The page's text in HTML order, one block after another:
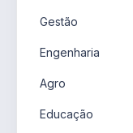
Gestão
Engenharia
Agro
Educação